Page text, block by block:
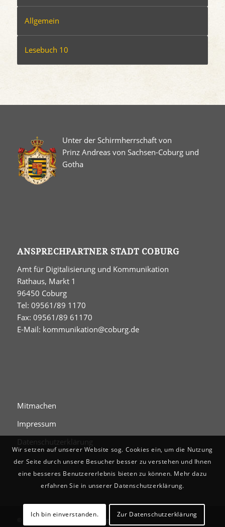
Allgemein
Lesebuch 10
Unter der Schirmherrschaft von
Prinz Andreas von Sachsen-Coburg und
Gotha
ANSPRECHPARTNER STADT COBURG
Amt für Digitalisierung und Kommunikation
Rathaus, Markt 1
96450 Coburg
Tel: 09561/89 1170
Fax: 09561/89 61170
E-Mail: kommunikation@coburg.de
Mitmachen
Impressum
Datenschutzerklärung
© Digitales Stadtgedächtnis Coburg
Wir setzen auf unserer Website sog. Cookies ein, um die Nutzung
der Seite durch unsere Besucher besser zu verstehen und Ihnen
eine besseres Benutzererlebnis bieten zu können. Mehr dazu
erfahren Sie in unserer Datenschutzerklärung.
Ich bin einverstanden. Zur Datenschutzerklärung